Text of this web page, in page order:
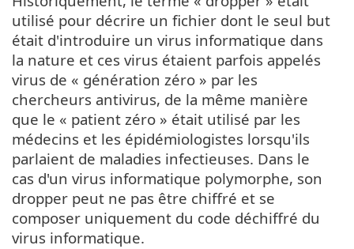
utilisé pour décrire un fichier dont le seul but
était d'introduire un virus informatique dans
la nature et ces virus étaient parfois appelés
virus de « génération zéro » par les
chercheurs antivirus, de la même manière
que le « patient zéro » était utilisé par les
médecins et les épidémiologistes lorsqu'ils
parlaient de maladies infectieuses. Dans le
cas d'un virus informatique polymorphe, son
dropper peut ne pas être chiffré et se
composer uniquement du code déchiffré du
virus informatique.